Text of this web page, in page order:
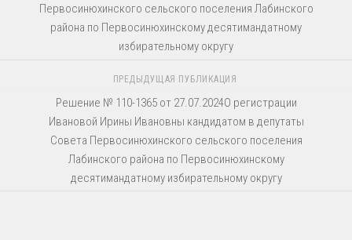
Первосинюхинского сельского поселения Лабинского
района по Первосинюхинскому десятимандатному
избирательному округу
ПРЕДЫДУЩАЯ ПУБЛИКАЦИЯ
Решение № 110-1365 от 27.07.2024О регистрации
Ивановой Ирины Ивановны кандидатом в депутаты
Совета Первосинюхинского сельского поселения
Лабинского района по Первосинюхинскому
десятимандатному избирательному округу